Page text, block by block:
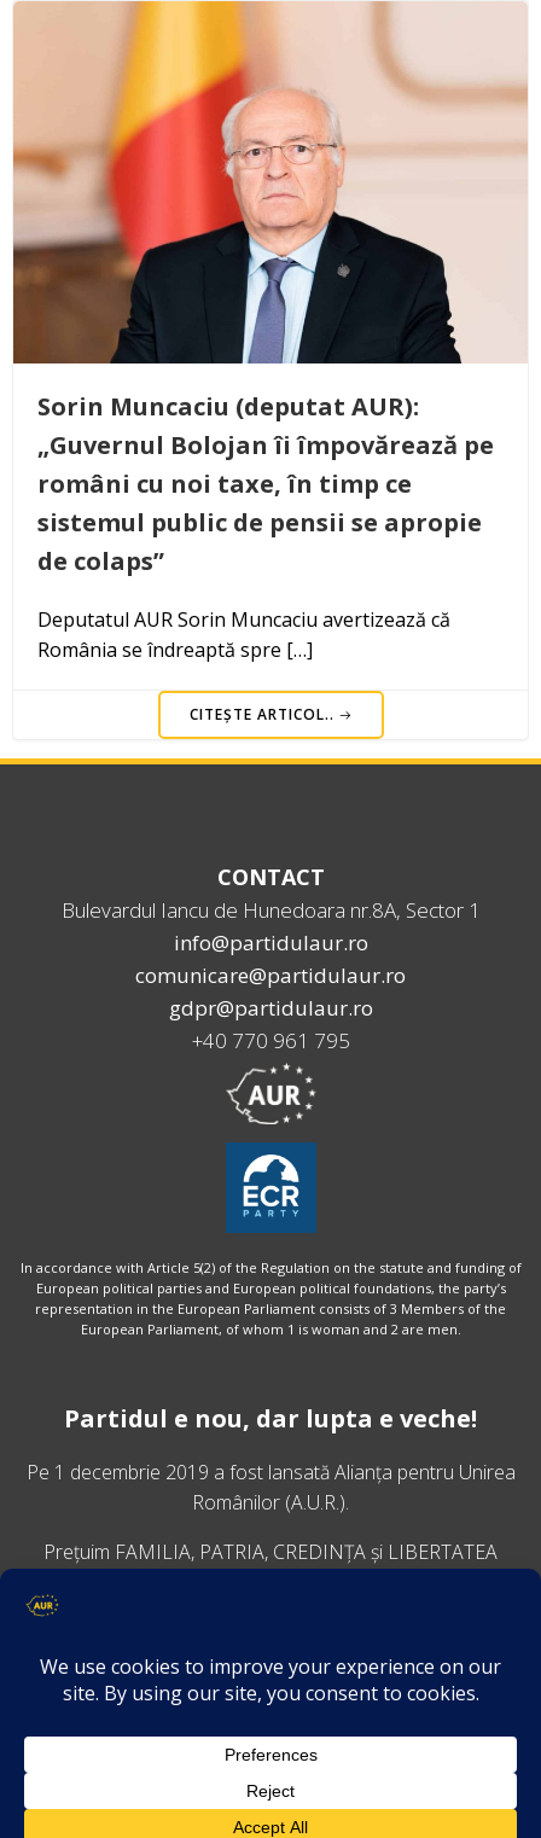
Sorin Muncaciu (deputat AUR):
„Guvernul Bolojan îi împovărează pe
români cu noi taxe, în timp ce
sistemul public de pensii se apropie
de colaps”
Deputatul AUR Sorin Muncaciu avertizează că
România se îndreaptă spre […]
CITEȘTE ARTICOL..
CONTACT
Bulevardul Iancu de Hunedoara nr.8A, Sector 1
info@partidulaur.ro
comunicare@partidulaur.ro
gdpr@partidulaur.ro
+40 770 961 795
In accordance with Article 5(2) of the Regulation on the statute and funding of
European political parties and European political foundations, the party’s
representation in the European Parliament consists of 3 Members of the
European Parliament, of whom 1 is woman and 2 are men.
Partidul e nou, dar lupta e veche!
Pe 1 decembrie 2019 a fost lansatăAlianța pentru Unirea
Românilor (A.U.R.).
Prețuim FAMILIA, PATRIA, CREDINȚA și LIBERTATEA
VINO ALĂTURI DE NOI
Descarcă aplicația Platforma AUR
Termeni și condiții de confidențialitate
GDPR